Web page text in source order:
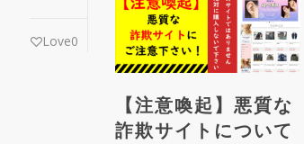
【注意喚起】悪質な
詐欺サイトについて
Love0